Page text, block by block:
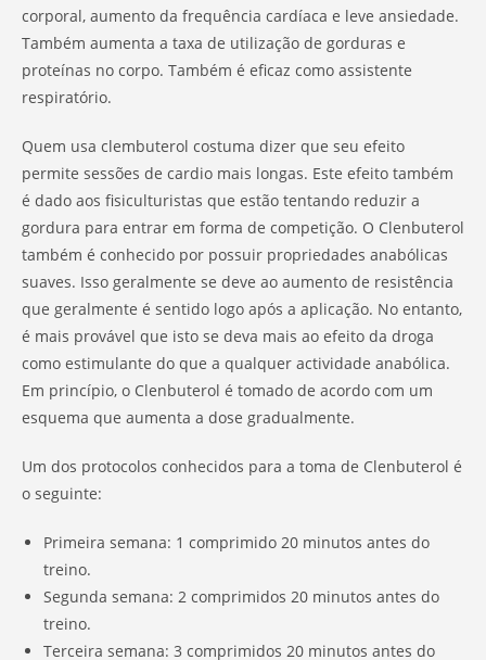
corporal, aumento da frequência cardíaca e leve ansiedade.
Também aumenta a taxa de utilização de gorduras e
proteínas no corpo. Também é eficaz como assistente
respiratório.
Quem usa clembuterol costuma dizer que seu efeito
permite sessões de cardio mais longas. Este efeito também
é dado aos fisiculturistas que estão tentando reduzir a
gordura para entrar em forma de competição. O Clenbuterol
também é conhecido por possuir propriedades anabólicas
suaves. Isso geralmente se deve ao aumento de resistência
que geralmente é sentido logo após a aplicação. No entanto,
é mais provável que isto se deva mais ao efeito da droga
como estimulante do que a qualquer actividade anabólica.
Em princípio, o Clenbuterol é tomado de acordo com um
esquema que aumenta a dose gradualmente.
Um dos protocolos conhecidos para a toma de Clenbuterol é
o seguinte:
Primeira semana: 1 comprimido 20 minutos antes do
treino.
Segunda semana: 2 comprimidos 20 minutos antes do
treino.
Terceira semana: 3 comprimidos 20 minutos antes do